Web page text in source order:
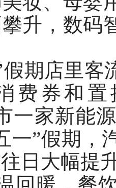
升，数码
期店里客
费券和
一家新能
一”假期，
日大幅提